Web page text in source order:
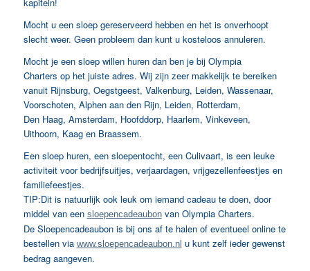
Mocht u een sloep gereserveerd hebben en het is onverhoopt
slecht weer. Geen probleem dan kunt u kosteloos annuleren.
Mocht je een sloep willen huren dan ben je bij Olympia
Charters op het juiste adres. Wij zijn zeer makkelijk te bereiken
vanuit Rijnsburg, Oegstgeest, Valkenburg, Leiden, Wassenaar,
Voorschoten, Alphen aan den Rijn, Leiden, Rotterdam,
Den Haag, Amsterdam, Hoofddorp, Haarlem, Vinkeveen,
Uithoorn, Kaag en Braassem.
Een sloep huren, een sloepentocht, een Culivaart, is een leuke
activiteit voor bedrijfsuitjes, verjaardagen, vrijgezellenfeestjes en
familiefeestjes.
TIP:Dit is natuurlijk ook leuk om iemand cadeau te doen, door
middel van een sloepencadeaubonvan Olympia Charters.
De Sloepencadeaubon is bij ons af te halen of eventueel online te
bestellen via www.sloepencadeaubon.nl u kunt zelf ieder gewenst
bedrag aangeven.